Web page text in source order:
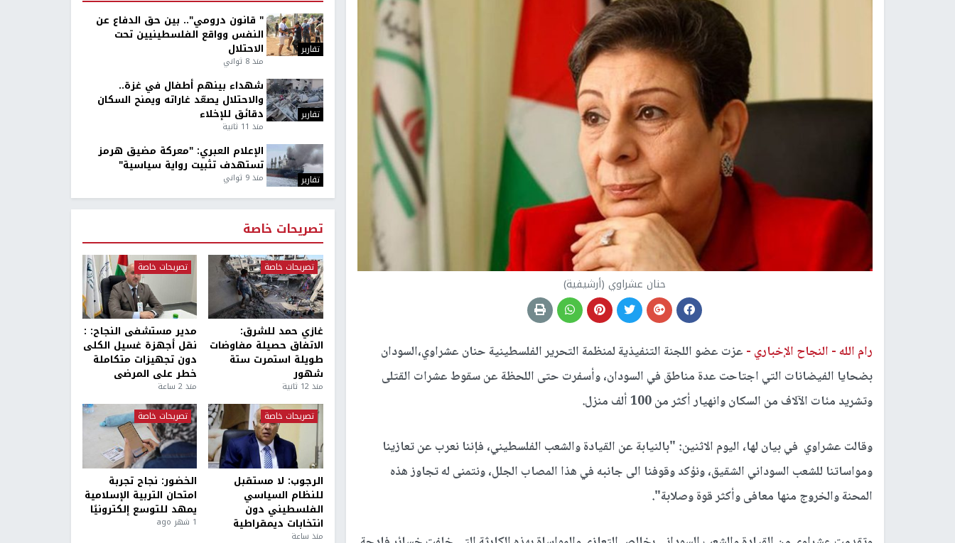
حنان عشراوي (أرشيفية)
رام الله - النجاح الإخباري - عزت عضو اللجنة التنفيذية لمنظمة التحرير الفلسطينية حنان عشراوي،السودان
بضحايا الفيضانات التي اجتاحت عدة مناطق في السودان، وأسفرت حتى اللحظة عن سقوط عشرات القتلى
وتشريد مئات الآلاف من السكان وانهيار أكثر من 100 ألف منزل.
وقالت عشراوي في بيان لها، اليوم الاثنين: "بالنيابة عن القيادة والشعب الفلسطيني، فإننا نعرب عن تعازينا
ومواساتنا للشعب السوداني الشقيق، ونؤكد وقوفنا الى جانبه في هذا المصاب الجلل، ونتمنى له تجاوز هذه
المحنة والخروج منها معافى وأكثر قوة وصلابة".
تقارير
" قانون درومي".. بين حق الدفاع عن
النفس وواقع الفلسطينيين تحت
الاحتلال
منذ 8 ثواني
تقارير
شهداء بينهم أطفال في غزة..
والاحتلال يصعّد غاراته ويمنح السكان
دقائق للإخلاء
منذ 11 ثانية
تقارير
الإعلام العبري: "معركة مضيق هرمز
تستهدف تثبيت رواية سياسية"
منذ 9 ثواني
تصريحات خاصة
تصريحات خاصة
غازي حمد للشرق:
الاتفاق حصيلة مفاوضات
طويلة استمرت ستة
شهور
منذ 12 ثانية
تصريحات خاصة
مدير مستشفى النجاح: :
نقل أجهزة غسيل الكلى
دون تجهيزات متكاملة
خطر على المرضى
منذ 2 ساعة
تصريحات خاصة
الرجوب: لا مستقبل
للنظام السياسي
الفلسطيني دون
انتخابات ديمقراطية
منذ ساعة
تصريحات خاصة
الخضور: نجاح تجربة
امتحان التربية الإسلامية
يمهد للتوسع إلكترونيًا
1 شهر ago